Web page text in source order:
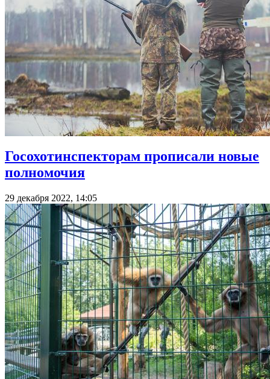
Госохотинспекторам прописали новые
полномочия
29 декабря 2022, 14:05